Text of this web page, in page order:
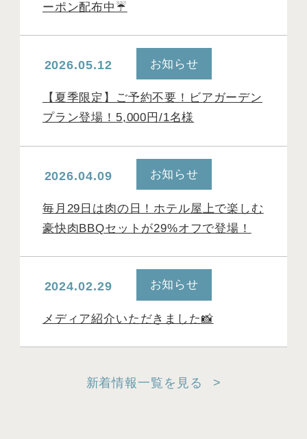
ーポン配布中☔
2026.05.12 お知らせ
【夏季限定】ご予約不要！ビアガーデン
プラン登場！5,000円/1名様
2026.04.09 お知らせ
毎月29日は肉の日！ホテル屋上で楽しむ
豪快肉BBQセットが29%オフで登場！
2024.02.29 お知らせ
メディア紹介いただきました📸
新着情報一覧を見る